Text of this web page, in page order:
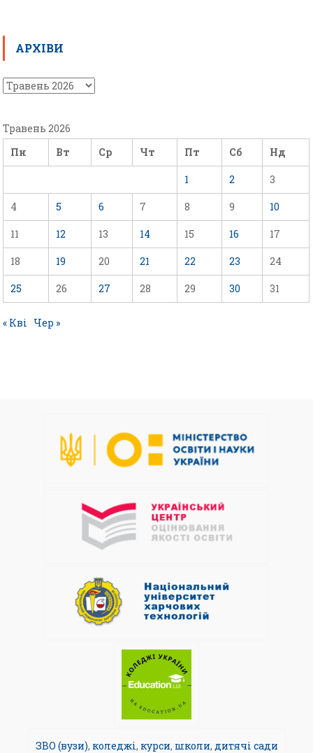
АРХІВИ
Травень 2026
Пн
Вт Ср Чт Пт Сб Нд
1 2 3
4 5 6 7 8 9 10
11 12 13 14 15 16 17
18 19 20 21 22 23 24
25 26 27 28 29 30 31
« Кві Чер »
ЗВО (вузи), коледжі, курси, школи, дитячі сади